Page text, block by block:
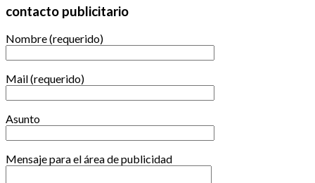
contacto publicitario
Nombre (requerido)
Mail (requerido)
Asunto
Mensaje para el área de publicidad